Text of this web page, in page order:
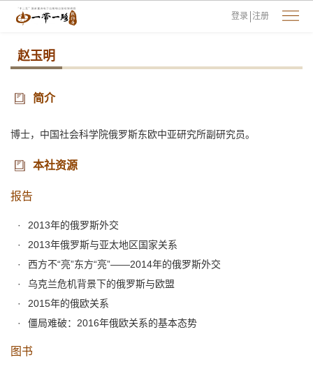
登录 注册
赵玉明
简介
博士，中国社会科学院俄罗斯东欧中亚研究所副研究员。
本社资源
报告
2013年的俄罗斯外交
2013年俄罗斯与亚太地区国家关系
西方不“亮”东方“亮”——2014年的俄罗斯外交
乌克兰危机背景下的俄罗斯与欧盟
2015年的俄欧关系
僵局难破：2016年俄欧关系的基本态势
图书